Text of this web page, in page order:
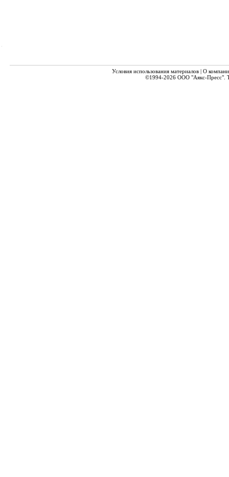
Условия использования материалов| О
©1994-2026 ООО "Аякс-Пресс".